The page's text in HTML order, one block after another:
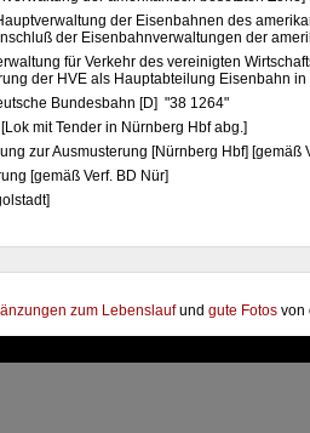
der Eisenbahnen des
der Eisenbahnverwaltungen der
für Verkehr des vereinigten
der HVE als Hauptabteilung Eisenbahn in
Bundesbahn [D] "38 1264"
mit Tender in Nürnberg Hbf abg.]
zur Ausmusterung [Nürnberg Hbf] [gemäß
[gemäß Verf. BD Nür]
zum Lebenslaufund gute Fotos von